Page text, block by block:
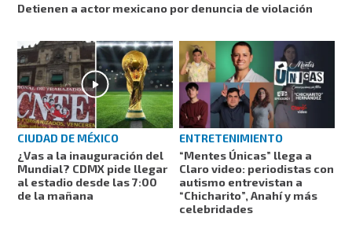
Detienen a actor mexicano por denuncia de violación
CIUDAD DE MÉXICO
¿Vas a la inauguración del
Mundial? CDMX pide llegar
al estadio desde las 7:00
de la mañana
ENTRETENIMIENTO
“Mentes Únicas” llega a
Claro video: periodistas con
autismo entrevistan a
“Chicharito”, Anahí y más
celebridades